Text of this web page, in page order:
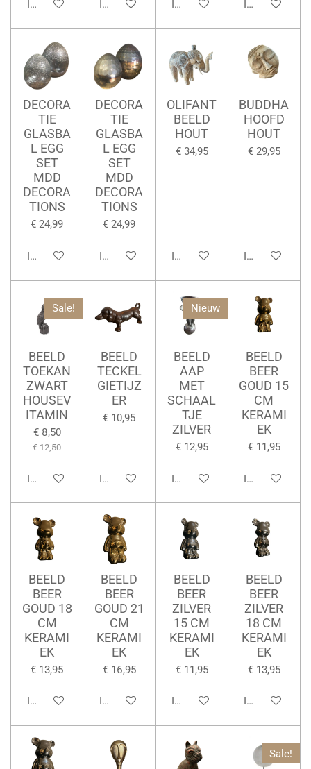
In winkelwagen In winkelwagen In winkelwagen In
DECORA
TIE
GLASBA
L EGG
SET
MDD
DECORA
TIONS
€ 24,99
In winkelwagen
DECORA
TIE
GLASBA
L EGG
SET
MDD
DECORA
TIONS
€ 24,99
In winkelwagen
OLIFANT
BEELD
HOUT
€ 34,95
In winkelwagen
BUDDHA
HOOFD
HOUT
€ 29,95
In
Sale!
BEELD
TOEKAN
ZWART
HOUSEV
ITAMIN
€ 8,50
€ 12,50
In winkelwagen
BEELD
TECKEL
GIETIJZ
ER
€ 10,95
In winkelwagen
Nieuw
BEELD
AAP
MET
SCHAAL
TJE
ZILVER
€ 12,95
In winkelwagen
BEELD
BEER
GOUD 15
CM
KERAMI
EK
€ 11,95
In
BEELD
BEER
GOUD 18
CM
KERAMI
EK
€ 13,95
In winkelwagen
BEELD
BEER
GOUD 21
CM
KERAMI
EK
€ 16,95
In winkelwagen
BEELD
BEER
ZILVER
15 CM
KERAMI
EK
€ 11,95
In winkelwagen
BEELD
BEER
ZILVER
18 CM
KERAMI
EK
€ 13,95
In
Sale!